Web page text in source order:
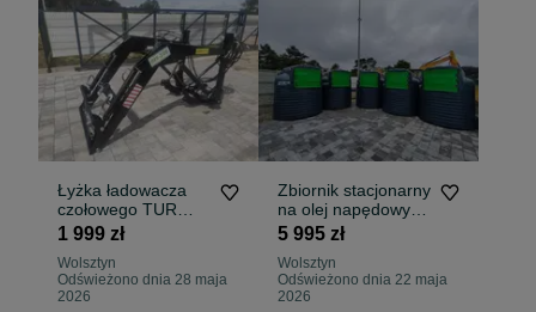
Łyżka ładowacza
czołowego TUR
Ursus C-330 C-360
1 999 zł
Wolsztyn
Odświeżono dnia 28 maja
2026
Zbiornik stacjonarny
na olej napędowy
diesel paliwo ropę
1500L 2500L 5000L
10000L
5 995 zł
Wolsztyn
Odświeżono dnia 22 maja
2026